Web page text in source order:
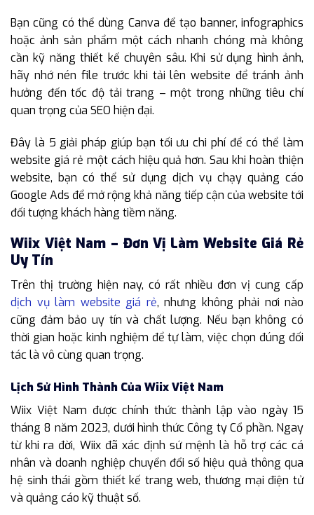
Bạn cũng có thể dùng Canva để tạo banner, infographics
hoặc ảnh sản phẩm một cách nhanh chóng mà không
cần kỹ năng thiết kế chuyên sâu. Khi sử dụng hình ảnh,
hãy nhớ nén file trước khi tải lên website để tránh ảnh
hưởng đến tốc độ tải trang – một trong những tiêu chí
quan trọng của SEO hiện đại.
Đây là 5 giải pháp giúp bạn tối ưu chi phí để có thể làm
website giá rẻ một cách hiệu quả hơn. Sau khi hoàn thiện
website, bạn có thể sử dụng dịch vụ chạy quảng cáo
Google Ads để mở rộng khả năng tiếp cận của website tới
đối tượng khách hàng tiềm năng.
Wiix Việt Nam – Đơn Vị Làm Website Giá Rẻ
Uy Tín
Trên thị trường hiện nay, có rất nhiều đơn vị cung cấp
dịch vụ làm website giá rẻ, nhưng không phải nơi nào
cũng đảm bảo uy tín và chất lượng. Nếu bạn không có
thời gian hoặc kinh nghiệm để tự làm, việc chọn đúng đối
tác là vô cùng quan trọng.
Lịch Sử Hình Thành Của Wiix Việt Nam
Wiix Việt Nam được chính thức thành lập vào ngày 15
tháng 8 năm 2023, dưới hình thức Công ty Cổ phần. Ngay
từ khi ra đời, Wiix đã xác định sứ mệnh là hỗ trợ các cá
nhân và doanh nghiệp chuyển đổi số hiệu quả thông qua
hệ sinh thái gồm thiết kế trang web, thương mại điện tử
và quảng cáo kỹ thuật số.